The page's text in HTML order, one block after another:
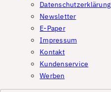
Datenschutzerklärung
Newsletter
E-Paper
Impressum
Kontakt
Kundenservice
Werben